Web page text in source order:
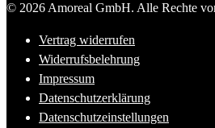
© 2026 Amoreal GmbH. Alle Rechte
Vertrag widerrufen
Widerrufsbelehrung
Impressum
Datenschutzerklärung
Datenschutzeinstellungen